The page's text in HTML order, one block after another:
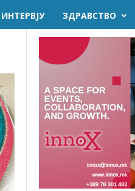
ИНТЕРВЈУ ЗДРАВСТВО